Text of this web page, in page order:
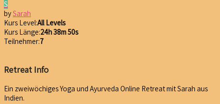
S
bySarah
Kurs Level:All Levels
Kurs Länge:24h 38m 50s
Teilnehmer:7
Retreat Info
Ein zweiwöchiges Yoga und Ayurveda Online Retreat mit Sarah aus
Indien.